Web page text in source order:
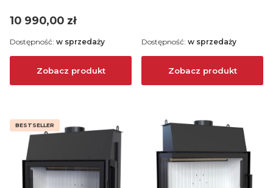
Cena
10 990,00 zł
Zobacz produkt
Dostępność: w sprzedaży
Zobacz produkt
Dostępność: w sprzedaży
BESTSELLER